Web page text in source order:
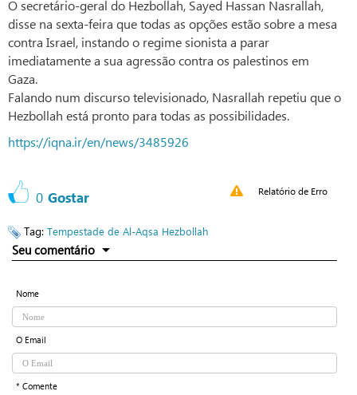
O secretário-geral do Hezbollah, Sayed Hassan Nasrallah,
disse na sexta-feira que todas as opções estão sobre a mesa
contra Israel, instando o regime sionista a parar
imediatamente a sua agressão contra os palestinos em
Gaza.
Falando num discurso televisionado, Nasrallah repetiu que o
Hezbollah está pronto para todas as possibilidades.
https://iqna.ir/en/news/3485926
0 Gostar Relatório de Erro
Tag: Tempestade de Al-Aqsa Hezbollah
Seu comentário
Nome
O Email
* Comente